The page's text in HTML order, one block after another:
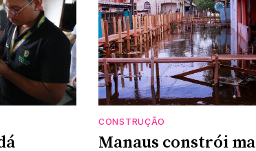
CONSTRUÇÃO
Manaus constrói